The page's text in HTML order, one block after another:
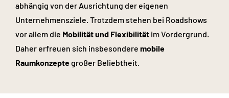
abhängig von der Ausrichtung der eigenen
Unternehmensziele. Trotzdem stehen bei Roadshows
vor allem die Mobilität und Flexibilität im Vordergrund.
Daher erfreuen sich insbesondere mobile
Raumkonzeptegroßer Beliebtheit.